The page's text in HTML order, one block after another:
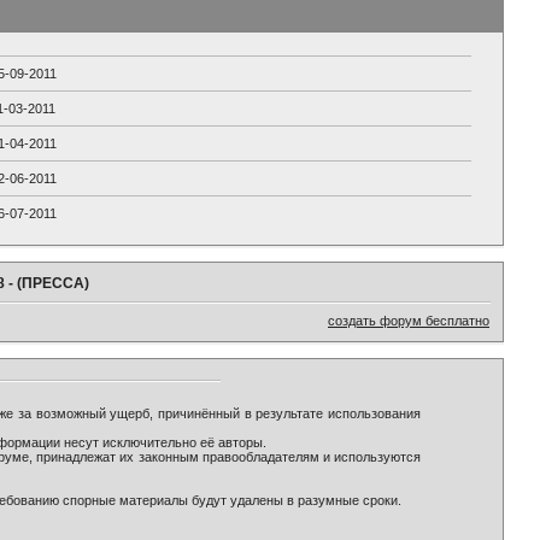
09-2011
03-2011
04-2011
06-2011
07-2011
- (ПРЕССА)
создать форум бесплатно
за возможный ущерб, причинённый в результате использования
несут исключительно её авторы.
принадлежат их законным правообладателям и используются
спорные материалы будут удалены в разумные сроки.